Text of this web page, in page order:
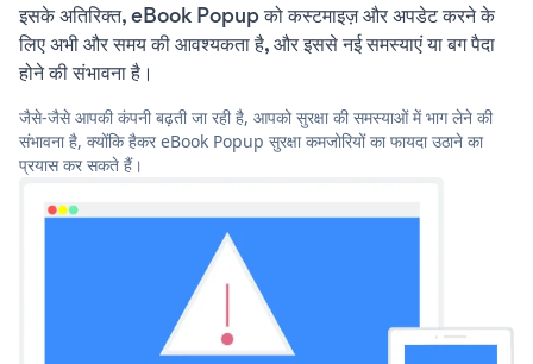
इसके अतिरिक्त, eBook Popup को कस्टमाइज़ और अपडेट करने के
लिए अभी और समय की आवश्यकता है, और इससे नई समस्याएं या बग पैदा
होने की संभावना है।
जैसे-जैसे आपकी कंपनी बढ़ती जा रही है, आपको सुरक्षा की समस्याओं में भाग लेने की
संभावना है, क्योंकि हैकर eBook Popup सुरक्षा कमजोरियों का फायदा उठाने का
प्रयास कर सकते हैं।